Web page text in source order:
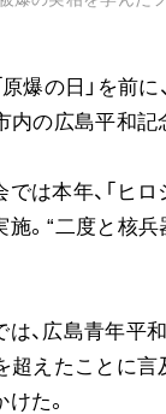
原爆の日」を前
内の広島平和記
では本年、「ヒ
施。“二度と核
は、広島青年平
超えたことに言
た。